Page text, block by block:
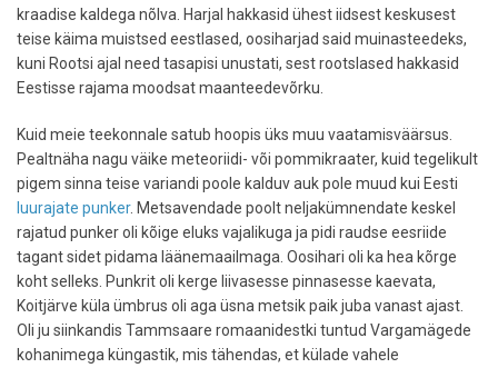
kraadise kaldega nõlva. Harjal hakkasid ühest iidsest keskusest
teise käima muistsed eestlased, oosiharjad said muinasteedeks,
kuni Rootsi ajal need tasapisi unustati, sest rootslased hakkasid
Eestisse rajama moodsat maanteedevõrku.
Kuid meie teekonnale satub hoopis üks muu vaatamisväärsus.
Pealtnäha nagu väike meteoriidi- või pommikraater, kuid tegelikult
pigem sinna teise variandi poole kalduv auk pole muud kui Eesti
luurajate punker. Metsavendade poolt neljakümnendate keskel
rajatud punker oli kõige eluks vajalikuga ja pidi raudse eesriide
tagant sidet pidama läänemaailmaga. Oosihari oli ka hea kõrge
koht selleks. Punkrit oli kerge liivasesse pinnasesse kaevata,
Koitjärve küla ümbrus oli aga üsna metsik paik juba vanast ajast.
Oli ju siinkandis Tammsaare romaanidestki tuntud Vargamägede
kohanimega küngastik, mis tähendas, et külade vahele